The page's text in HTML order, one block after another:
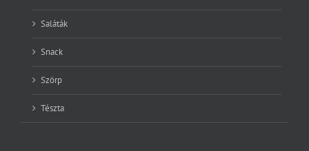
Saláták
Snack
Szörp
Tészta